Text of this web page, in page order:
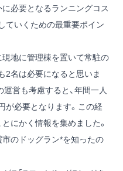
に必要となるランニングコス
ていくための最重要ポイン
現地に管理棟を置いて常駐の
2名は必要になると思いま
営も考慮すると、年間一人
が必要となります。この経
にかく情報を集めました。
市のドッグラン*を知ったの